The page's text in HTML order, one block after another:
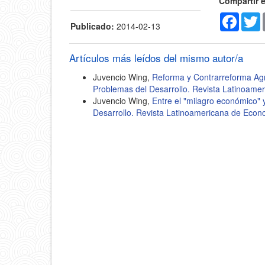
Publicado: 2014-02-13
Artículos más leídos del mismo autor/a
Juvencio Wing, Reforma y Contrarreforma
Problemas del Desarrollo. Revista
Juvencio Wing, Entre el "milagro
Desarrollo. Revista Latinoamericana de